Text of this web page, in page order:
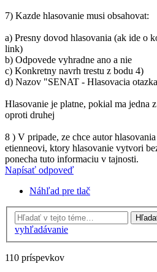
7) Kazde hlasovanie musi obsahovat:
a) Presny dovod hlasovania (ak ide o
link)
b) Odpovede vyhradne ano a nie
c) Konkretny navrh trestu z bodu 4)
d) Nazov "SENAT - Hlasovacia
Hlasovanie je platne, pokial ma jedna
oproti druhej
8 ) V pripade, ze chce autor
etienneovi, ktory hlasovanie vytvori
ponecha tuto informaciu v tajnosti.
Napísať odpoveď
Náhľad pre tlač
vyhľadávanie
110 príspevkov